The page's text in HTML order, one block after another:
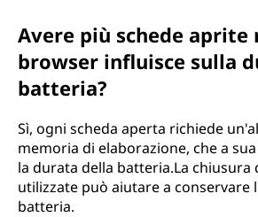
Avere più schede aprite
browser influisce sulla
batteria?
Sì, ogni scheda aperta richiede
memoria di elaborazione, che a
la durata della batteria.La chiusura
utilizzate può aiutare a conservare
batteria.